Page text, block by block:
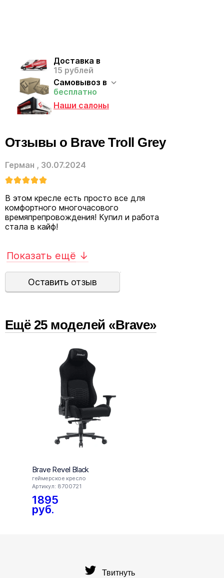
Доставка в
15 рублей
Самовывоз в
бесплатно
Наши салоны
Отзывы о Brave Troll Grey
Герман , 30.07.2024
В этом кресле есть просто все для
комфортного многочасового
времяпрепровождения! Купил и работа
стала в кайф!
Показать ещё ↓
Оставить отзыв
Ещё 25 моделей «Brave»
Brave Revel Black
геймерское кресло
Артикул: 8700721
1895
руб.
Твитнуть